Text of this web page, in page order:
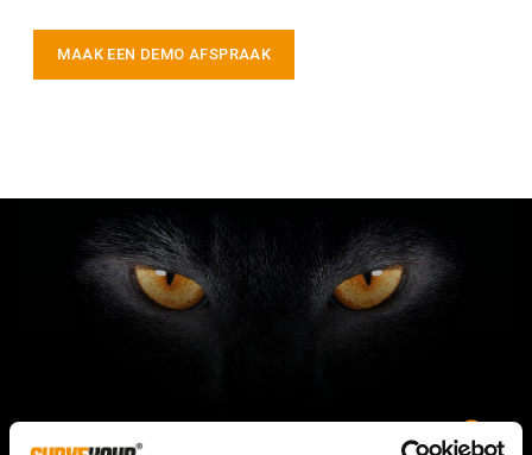
MAAK EEN DEMO AFSPRAAK